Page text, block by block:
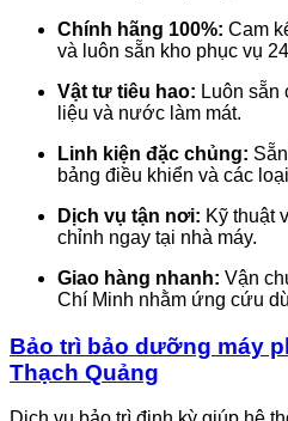
Chính hãng 100%: Cam
và luôn sẵn kho phục vụ
Vật tư tiêu hao: Luôn sẵn
liệu và nước làm mát.
Linh kiện đặc chủng:
bảng điều khiển và các
Dịch vụ tận nơi: Kỹ thuật
chỉnh ngay tại nhà máy.
Giao hàng nhanh: Vận
Chí Minh nhằm ứng cứu
Bảo trì bảo dưỡng máy
Thạch Quảng